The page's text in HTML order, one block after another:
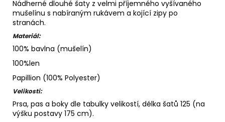
Nádherné dlouhé šaty z velmi příjemného vyšívaného
mušelínu s nabíraným rukávem a kojící zipy po
stranách.
Materiál:
100% bavlna (mušelín)
100%len
Papillion (100% Polyester)
Velikosti:
Prsa, pas a boky dle tabulky velikostí, délka šatů 125 (na
výšku postavy 175 cm).